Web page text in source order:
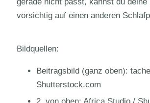
gerade nicht passt, kannst du deine
vorsichtig auf einen anderen
Bildquellen:
Beitragsbild (ganz oben):
Shutterstock.com